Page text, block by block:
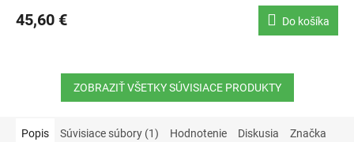
45,60 € Do košíka
ZOBRAZIŤ VŠETKY SÚVISIACE PRODUKTY
Popis Súvisiace súbory (1) Hodnotenie Diskusia Značka